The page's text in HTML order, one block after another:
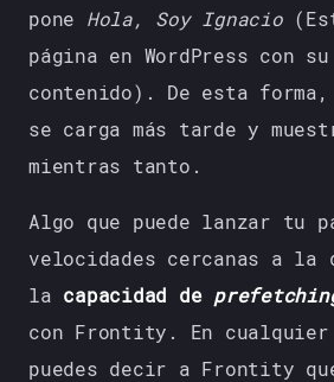
pone Hola, Soy Ignacio
página en WordPress con
contenido). De esta
se carga más tarde y
mientras tanto.
Algo que puede lanzar tu
velocidades cercanas a
la capacidad de
con Frontity. En cualquier
puedes decir a Frontity